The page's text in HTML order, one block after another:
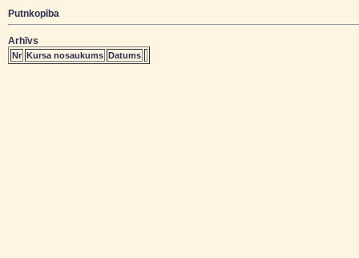
Putnkopība
Arhīvs
Nr Kursa nosaukums Datums